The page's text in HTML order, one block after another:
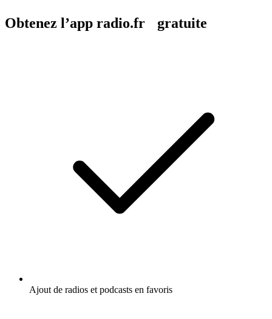
Obtenez l’app radio.fr gratuite
Ajout de radios et podcasts en favoris